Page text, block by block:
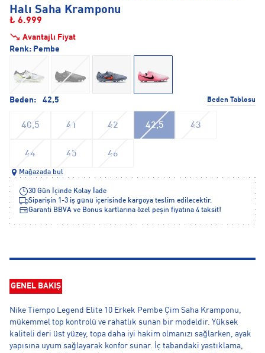
Halı Saha Kramponu
₺ 6.999
Avantajlı Fiyat
Beden: 42,5 Beden Tablosu
40,5 41 42 42,5 43
44 45 46
Renk: Pembe
Mağazada bul
30 Gün İçinde Kolay İade
Siparişin 1-3 iş günü içerisinde kargoya teslim edilecektir.
Garanti BBVA ve Bonus kartlarına özel peşin fiyatına 4 taksit!
GENEL BAKIŞ
Nike Tiempo Legend Elite 10 Erkek Pembe Çim Saha Kramponu,
mükemmel top kontrolü ve rahatlık sunan bir modeldir. Yüksek
kaliteli deri üst yüzey, topa daha iyi hakim olmanızı sağlarken, ayak
yapısına uyum sağlayarak konfor sunar. İç tabandaki yastıklama,